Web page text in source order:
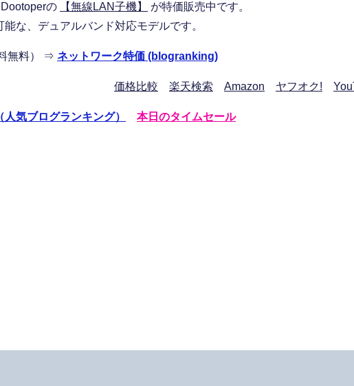
Dootoperの 【無線LAN子機】
が特価販売中です。
な、デュアルバンド対応モデルです。
無料） ⇒ ネットワーク特価 (blogranking)
価格比較 楽天検索 Amazon ヤフオク!
気ブログランキング） 本日のタイムセール